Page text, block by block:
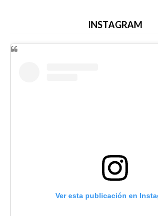
INSTAGRAM
Ver esta publicación en